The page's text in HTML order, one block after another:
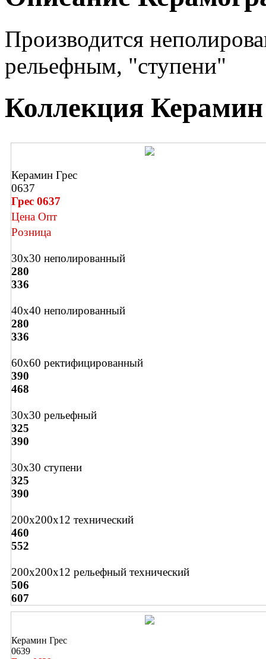
Производится
рельефным, "ступени"
Коллекция Керамин
Керамин Грес
0637
Грес 0637
Цена Опт
Розница
30х30 неполированный
280
336
40х40 неполированный
280
336
60х60 ректифицированный
390
468
30х30 рельефный
325
390
30х30 ступени
325
390
200х200х12 технический
460
552
200х200х12 рельефный технический
506
607
Керамин Грес
0639